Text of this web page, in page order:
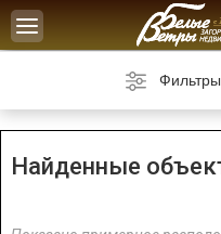
Toggle
navigation
Фильтры
Найденные